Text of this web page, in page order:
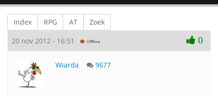
Index RPG AT Zoek
20 nov 2012 - 16:51 0
Wiarda 9677